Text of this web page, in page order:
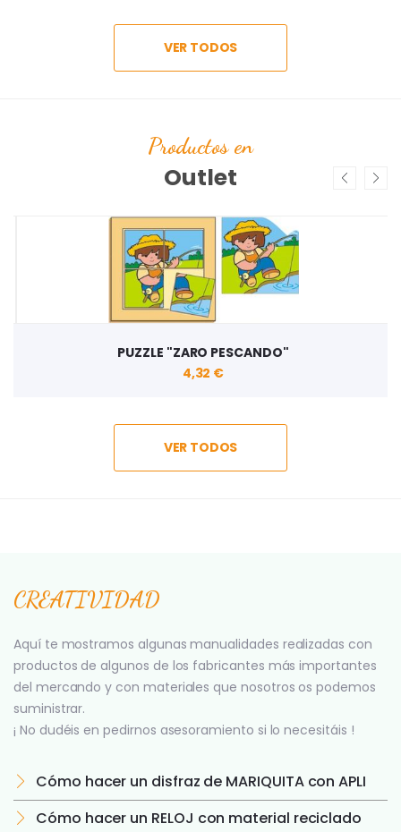
VER TODOS
Productos en
Outlet
PUZZLE "ZARO PESCANDO"
4,32 €
VER TODOS
CREATIVIDAD
Aquí te mostramos algunas manualidades realizadas con
productos de algunos de los fabricantes más importantes
del mercando y con materiales que nosotros os podemos
suministrar.
¡ No dudéis en pedirnos asesoramiento si lo necesitáis !
Cómo hacer un disfraz de MARIQUITA con APLI
Cómo hacer un RELOJ con material reciclado